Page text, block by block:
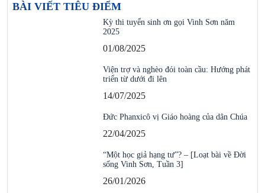
BÀI VIẾT TIÊU ĐIỂM
Kỳ thi tuyển sinh ơn gọi Vinh Sơn năm
2025
01/08/2025
Viện trợ và nghèo đói toàn cầu: Hướng phát
triển từ dưới đi lên
14/07/2025
Đức Phanxicô vị Giáo hoàng của dân Chúa
22/04/2025
“Một học giả hạng tư”? – [Loạt bài về Đời
sống Vinh Sơn, Tuần 3]
26/01/2026